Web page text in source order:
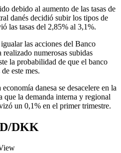
debido al aumento de las tasas de
danés decidió subir los tipos de
las tasas del 2,85% al 3,1%.
las acciones del Banco
numerosas subidas
la probabilidad de que el banco
este mes.
danesa se desacelere en la
que la demanda interna y regional
un 0,1% en el primer trimestre.
DKK